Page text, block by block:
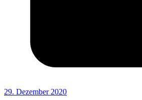
29. Dezember 2020